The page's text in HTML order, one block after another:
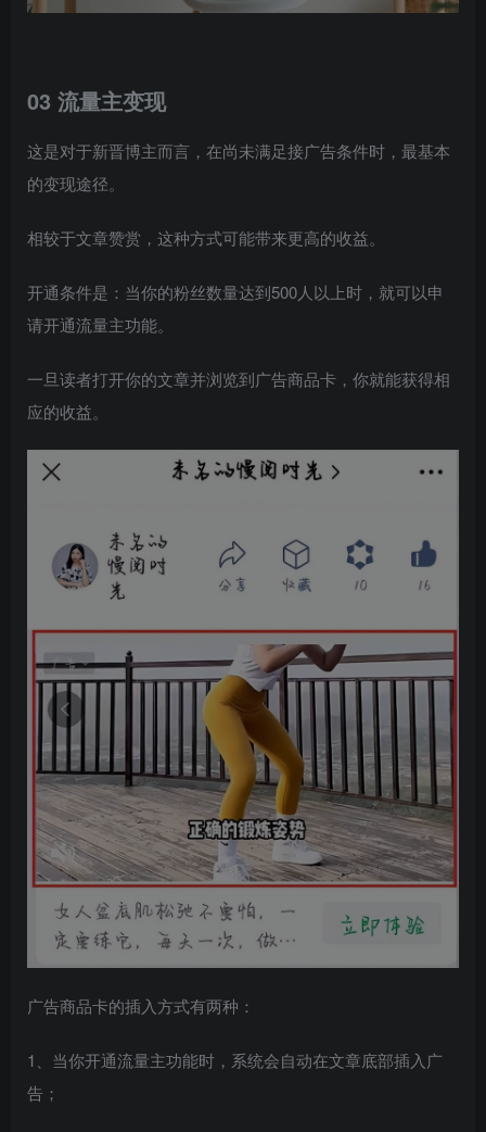
03 流量主变现
这是对于新晋博主而言，在尚未满足接广告条件时，最基本
的变现途径。
相较于文章赞赏，这种方式可能带来更高的收益。
开通条件是：当你的粉丝数量达到500人以上时，就可以申
请开通流量主功能。
一旦读者打开你的文章并浏览到广告商品卡，你就能获得相
应的收益。
广告商品卡的插入方式有两种：
1、当你开通流量主功能时，系统会自动在文章底部插入广
告；